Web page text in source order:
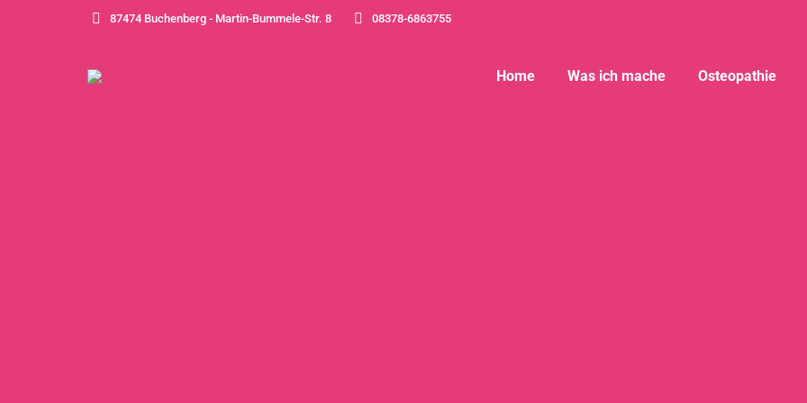
87474 Buchenberg - Martin-Bummele-Str. 8 08378-6863755
Home Was ich mache Osteopathie